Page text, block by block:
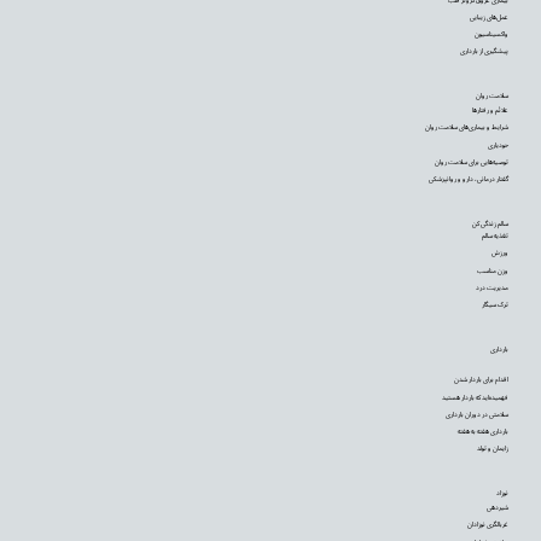
نوزاد
شیردهی
غربالگری نوزادان
بارداری
اقدام برای باردار شدن
فهمیده‌اید که باردار هستید
سلامتی در دوران بارداری
بارداری هفته به هفته
زایمان و تولد
سالم زندگی کن
تغذیه سالم
ورزش
وزن مناسب
مدیریت درد
ترک سیگار
سلامت روان
علائم و رفتارها
شرایط و بیماری‌های سلامت روان
خودیاری
توصیه‌‌هایی برای سلامت روان
گفتار درمانی، دارو و روانپزشکی
عمل‌های زیبایی
واکسیناسیون
پیشگیری از بارداری